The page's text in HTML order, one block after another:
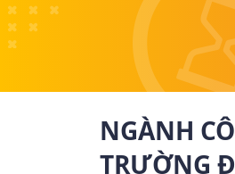
NGÀNH
TRƯỜNG